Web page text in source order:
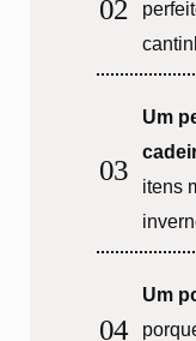
Um
itens
Um